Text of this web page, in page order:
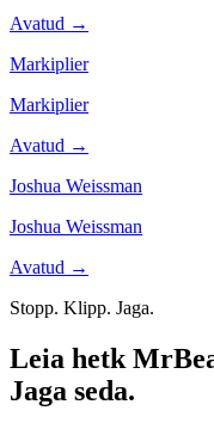
Avatud →
Markiplier
Markiplier
Avatud →
Joshua Weissman
Joshua Weissman
Avatud →
Stopp. Klipp. Jaga.
Leia hetk
Jaga seda.